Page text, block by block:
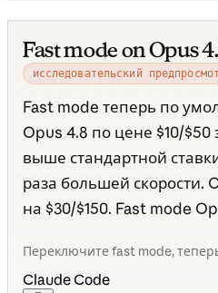
Fast mode on Opus
исследовательский
Fast mode теперь по
Opus 4.8 по цене $10/$50
выше стандартной
раза большей скорости.
на $30/$150. Fast mode
Переключите fast mode,
Claude Code